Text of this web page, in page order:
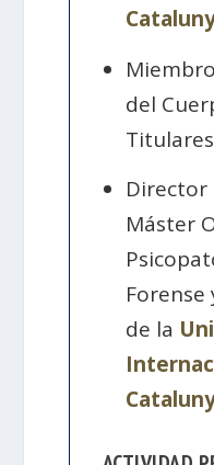
del
Máster
Forense
de la